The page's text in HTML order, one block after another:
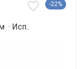
-22%
· Исп..